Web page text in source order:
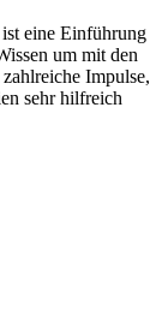
eine Einführung
um mit den
Impulse,
sehr hilfreich